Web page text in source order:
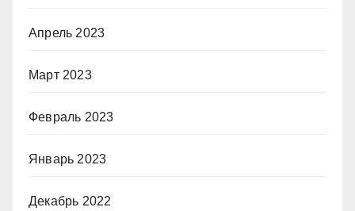
Апрель 2023
Март 2023
Февраль 2023
Январь 2023
Декабрь 2022